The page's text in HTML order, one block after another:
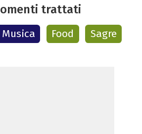
trattati
Musica Food Sagre